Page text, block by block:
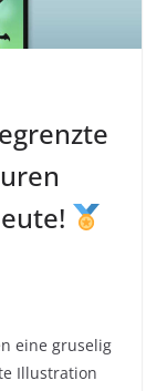
eine gruselig
Illustration